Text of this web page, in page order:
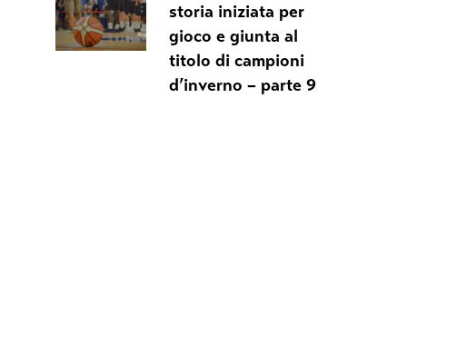
storia iniziata per
gioco e giunta al
titolo di campioni
d’inverno – parte 9